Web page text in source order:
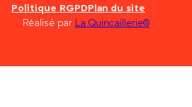
Politique RGPDPlan du site
Réalisé par La Quincaillerie®